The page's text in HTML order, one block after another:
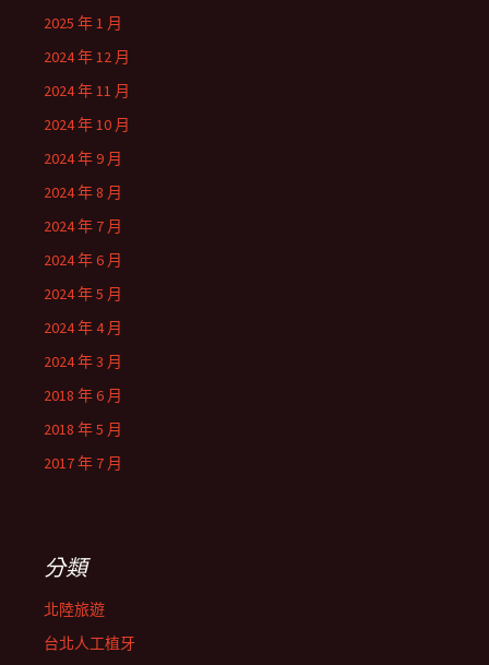
2025 年 1 月
2024 年 12 月
2024 年 11 月
2024 年 10 月
2024 年 9 月
2024 年 8 月
2024 年 7 月
2024 年 6 月
2024 年 5 月
2024 年 4 月
2024 年 3 月
2018 年 6 月
2018 年 5 月
2017 年 7 月
分類
北陸旅遊
台北人工植牙